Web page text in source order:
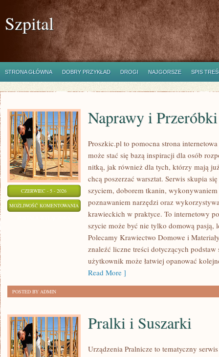
Szpital
STRONA GŁÓWNA DOBRY PRZYKŁAD DROGI NAJGORSZE SPIS
CZERWIEC - 5 - 2026
MOŻLIWOŚĆ KOMENTOWANIA NAPRAWY
PRZERÓBKI
Naprawy i Przeróbki
Proszkic.pl to pomocna strona
może stać się bazą inspiracji dla osób
nitką, jak również dla tych, którzy mają
chcą poszerzać warsztat. Serwis skupia
szyciem, doborem tkanin,
poznawaniem narzędzi oraz
krawieckich w praktyce. To internetowy
szycie może być nie tylko domową pasją,
Polecamy Krawiectwo Domowe i
znaleźć liczne treści dotyczących
użytkownik może łatwiej opanować
Read More ]
POSTED BY ADMIN
Pralki i Suszarki
Urządzenia Pralnicze to tematyczny